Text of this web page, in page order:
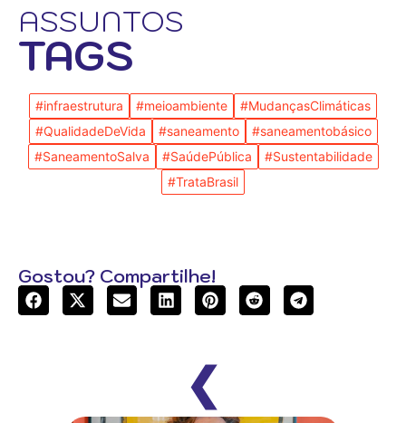
ASSUNTOS
TAGS
#infraestrutura #meioambiente
#MudançasClimáticas
#QualidadeDeVida
#saneamento
#saneamentobásico
#SaneamentoSalva
#SaúdePública
#Sustentabilidade
#TrataBrasil
Gostou? Compartilhe!
❮